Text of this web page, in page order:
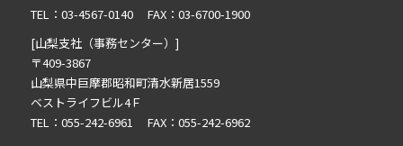
2024年3月の記事一覧(2)
2023年10月の記事一覧(1)
2023年3月の記事一覧(2)
2022年12月の記事一覧(1)
2022年8月の記事一覧(1)
TEL：03-4567-0140 FAX：03-6700-1900
[山梨支社（事務センター）]
〒409-3867
山梨県中巨摩郡昭和町清水新居1559
ベストライフビル4Ｆ
TEL：055-242-6961 FAX：055-242-6962